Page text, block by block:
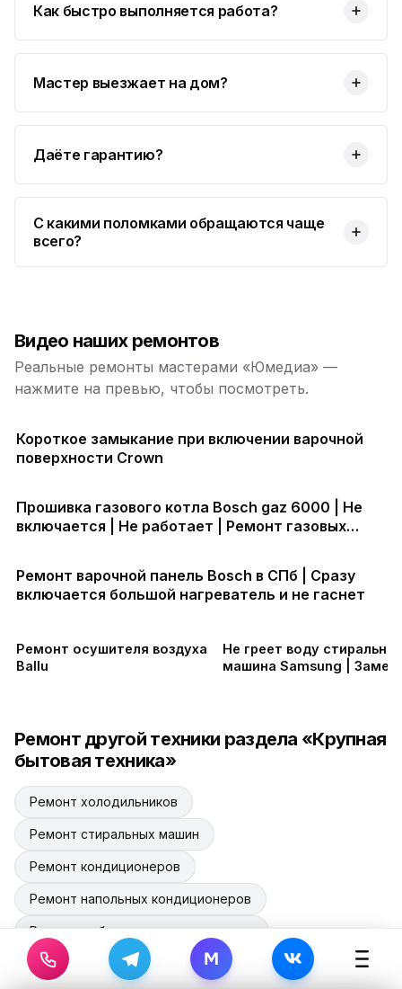
Как быстро выполняется работа?
Мастер выезжает на дом?
Даёте гарантию?
С какими поломками обращаются чаще
всего?
Видео наших ремонтов
Реальные ремонты мастерами «Юмедиа» —
нажмите на превью, чтобы посмотреть.
Короткое замыкание при включении варочной
поверхности Crown
Прошивка газового котла Bosch gaz 6000 | Не
включается | Не работает | Ремонт газовых
Ремонт варочной панель Bosch в СПб | Сразу
включается большой нагреватель и не гаснет
Ремонт осушителя воздуха
Ballu
Не греет воду стиральная
машина Samsung |
Ремонт другой техники раздела «Крупная
бытовая техника»
Ремонт холодильников
Ремонт стиральных машин
Ремонт кондиционеров
Ремонт напольных кондиционеров
Ремонт мобильных кондиционеров
Ремонт посудомоечных машин
M